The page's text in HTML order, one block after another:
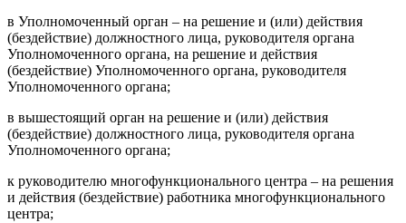
в Уполномоченный орган – на решение и (или) действия
(бездействие) должностного лица, руководителя органа
Уполномоченного органа, на решение и действия
(бездействие) Уполномоченного органа, руководителя
Уполномоченного органа;
в вышестоящий орган на решение и (или) действия
(бездействие) должностного лица, руководителя органа
Уполномоченного органа;
к руководителю многофункционального центра – на решения
и действия (бездействие) работника многофункционального
центра;